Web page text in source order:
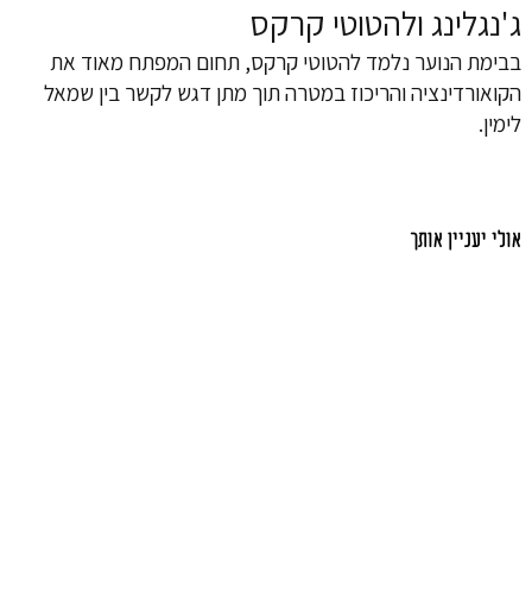
ג'נגלינג ולהטוטי קרקס
בבימת הנוער נלמד להטוטי קרקס, תחום המפתח מאוד את
הקואורדינציה והריכוז במטרה תוך מתן דגש לקשר בין שמאל
לימין.
אולי יעניין אותך